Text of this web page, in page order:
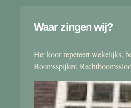
Waar zingen wij?
Het koor repeteert wekelijks,
Boomsspijker,